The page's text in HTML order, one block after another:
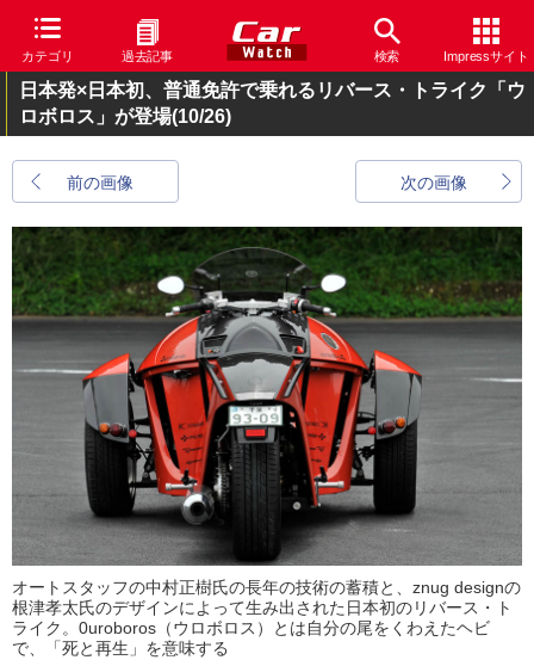
カテゴリ 過去記事 検索 Impressサイト
日本発×日本初、普通免許で乗れるリバース・トライク「ウ
ロボロス」が登場(10/26)
前の画像 次の画像
オートスタッフの中村正樹氏の長年の技術の蓄積と、znug designの
根津孝太氏のデザインによって生み出された日本初のリバース・ト
ライク。0uroboros（ウロボロス）とは自分の尾をくわえたヘビ
で、「死と再生」を意味する